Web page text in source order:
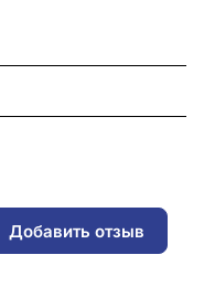
Добавить отзыв